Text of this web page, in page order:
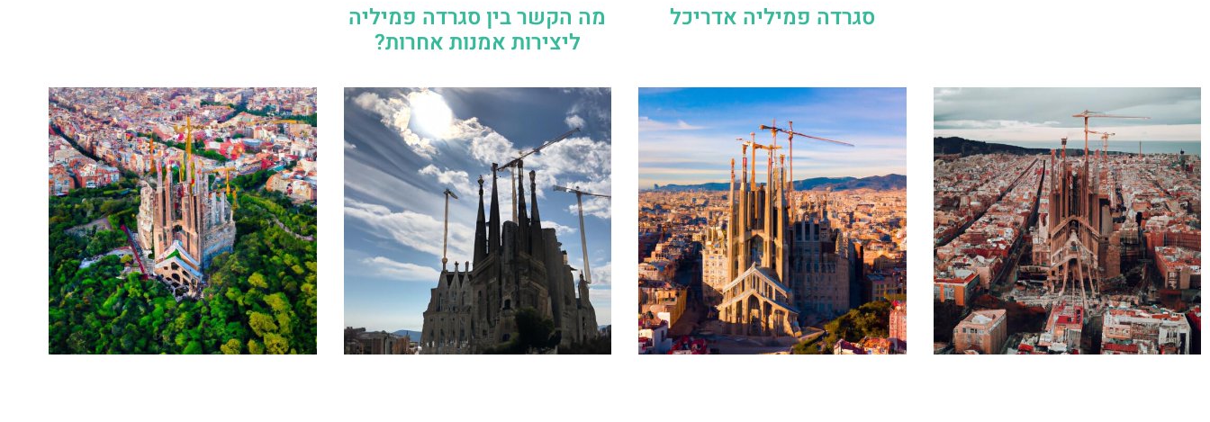
סגרדה פמיליה אדריכל
מה הקשר בין סגרדה פמיליה
ליצירות אמנות אחרות?